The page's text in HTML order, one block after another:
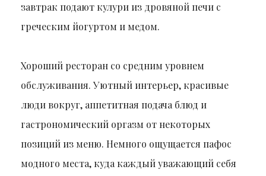
завтрак подают кулури из дровяной печи с
греческим йогуртом и медом.
Хороший ресторан со средним уровнем
обслуживания. Уютный интерьер, красивые
люди вокруг, аппетитная подача блюд и
гастрономический оргазм от некоторых
позиций из меню. Немного ощущается пафос
модного места, куда каждый уважающий себя